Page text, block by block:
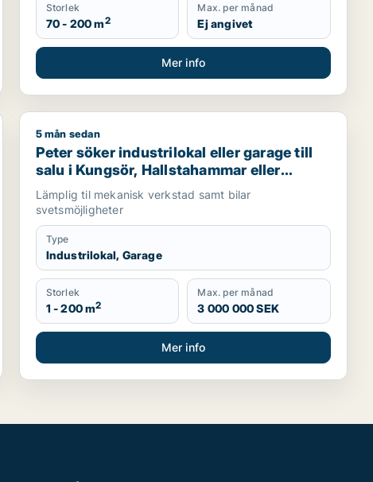
Storlek
70 - 200 m2
Max. per månad
Ej angivet
Mer info
Peter söker industrilokal eller garage till salu i
5 mån sedan
Peter söker industrilokal eller garage till
salu i Kungsör, Hallstahammar eller
Köping
Lämplig til mekanisk verkstad samt bilar
svetsmöjligheter
Type
Industrilokal, Garage
Storlek
1 - 200 m2
Max. per månad
3 000 000 SEK
Mer info